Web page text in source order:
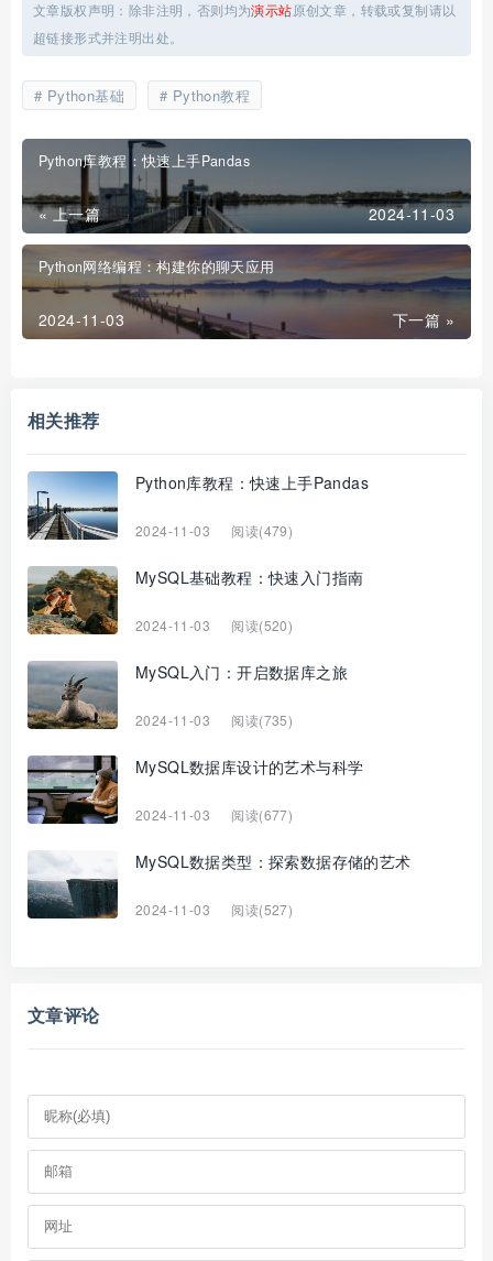
文章版权声明：除非注明，否则均为演示站原创文章，转载或复制请以
超链接形式并注明出处。
Python基础 Python教程
Python库教程：快速上手Pandas
« 上一篇 2024-11-03
Python网络编程：构建你的聊天应用
下一篇 »
2024-11-03
相关推荐
Python库教程：快速上手Pandas
2024-11-03 阅读(479)
MySQL基础教程：快速入门指南
2024-11-03 阅读(520)
MySQL入门：开启数据库之旅
2024-11-03 阅读(735)
MySQL数据库设计的艺术与科学
2024-11-03 阅读(677)
MySQL数据类型：探索数据存储的艺术
2024-11-03 阅读(527)
文章评论